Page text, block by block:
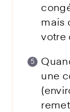
mais
votre
une